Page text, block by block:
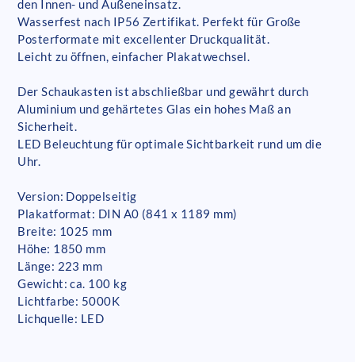
den Innen- und Außeneinsatz.
Wasserfest nach IP56 Zertifikat. Perfekt für Große
Posterformate mit excellenter Druckqualität.
Leicht zu öffnen, einfacher Plakatwechsel.
Der Schaukasten ist abschließbar und gewährt durch
Aluminium und gehärtetes Glas ein hohes Maß an
Sicherheit.
LED Beleuchtung für optimale Sichtbarkeit rund um die
Uhr.
Version: Doppelseitig
Plakatformat: DIN A0 (841 x 1189 mm)
Breite: 1025 mm
Höhe: 1850 mm
Länge: 223 mm
Gewicht: ca. 100 kg
Lichtfarbe: 5000K
Lichquelle: LED